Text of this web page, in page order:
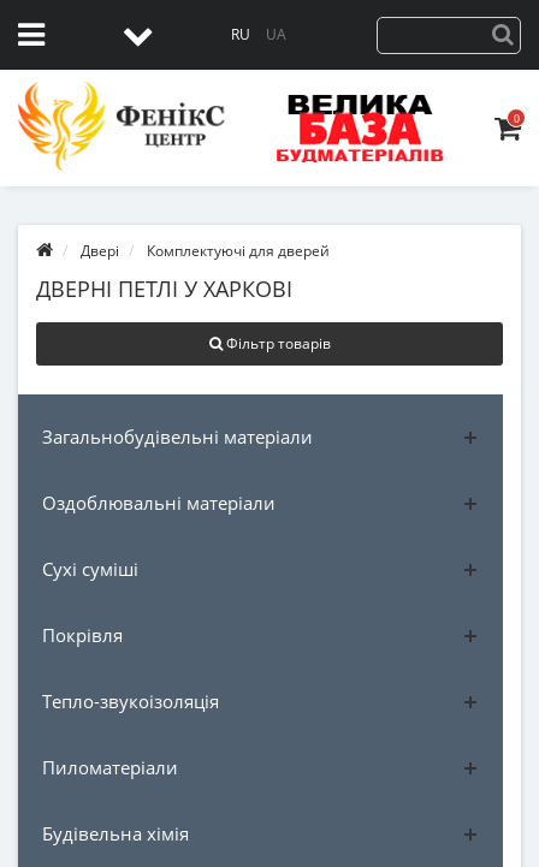
RU UA
0
Двері Комплектуючі для дверей
ДВЕРНІ ПЕТЛІ У ХАРКОВІ
Фільтр товарів
Загальнобудівельні матеріали
Оздоблювальні матеріали
Сухі суміші
Покрівля
Тепло-звукоізоляція
Пиломатеріали
Будівельна хімія